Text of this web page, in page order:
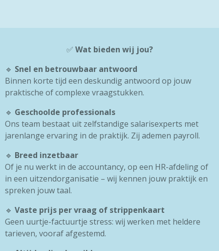
✅ Wat bieden wij jou?
🔹 Snel en betrouwbaar antwoord
Binnen korte tijd een deskundig antwoord op jouw
praktische of complexe vraagstukken.
🔹 Geschoolde professionals
Ons team bestaat uit zelfstandige salarisexperts met
jarenlange ervaring in de praktijk. Zij ademen payroll.
🔹 Breed inzetbaar
Of je nu werkt in de accountancy, op een HR-afdeling of
in een uitzendorganisatie – wij kennen jouw praktijk en
spreken jouw taal.
🔹 Vaste prijs per vraag of strippenkaart
Geen uurtje-factuurtje stress: wij werken met heldere
tarieven, vooraf afgestemd.